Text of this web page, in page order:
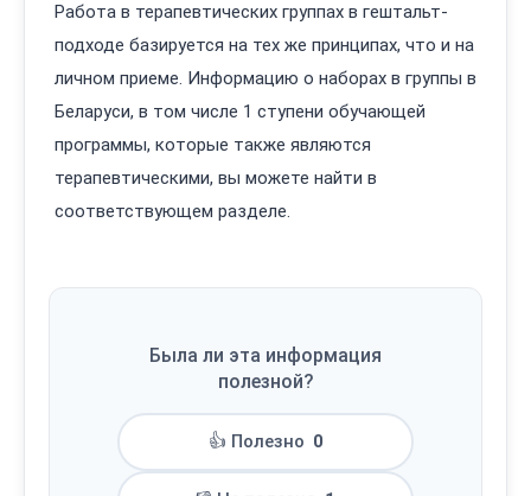
Работа в терапевтических группах в гештальт-
подходе базируется на тех же принципах, что и на
личном приеме. Информацию о наборах в группы в
Беларуси, в том числе 1 ступени обучающей
программы, которые также являются
терапевтическими, вы можете найти в
соответствующем разделе.
Была ли эта информация
полезной?
👍 Полезно 0